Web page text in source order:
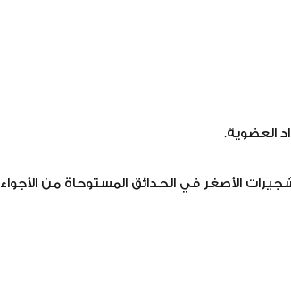
العضوية.
الأصغر في الحدائق المستوحاة من الأجواء